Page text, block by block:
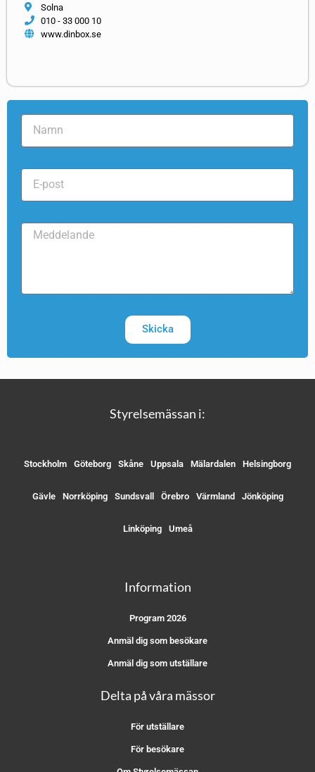
Solna
010 - 33 000 10
www.dinbox.se
Skicka
Styrelsemässan i:
Stockholm Göteborg Skåne Uppsala Mälardalen Helsingborg
Gävle Norrköping Sundsvall Örebro Värmland Jönköping
Linköping Umeå
Information
Program 2026
Anmäl dig som besökare
Anmäl dig som utställare
Delta på våra mässor
För utställare
För besökare